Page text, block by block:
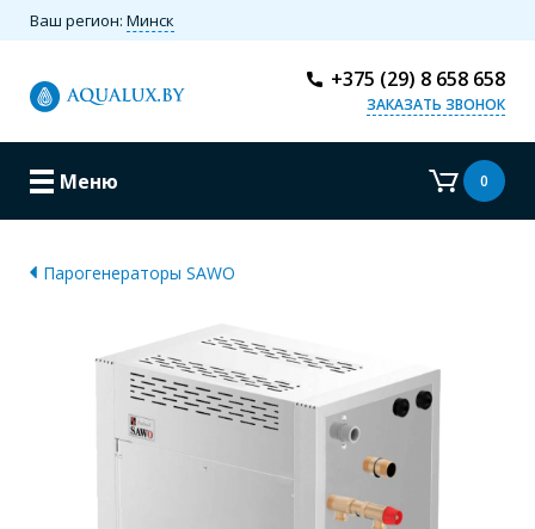
Ваш регион: Минск
+375 (29) 8 658 658
ЗАКАЗАТЬ ЗВОНОК
Меню 0
Парогенераторы SAWO